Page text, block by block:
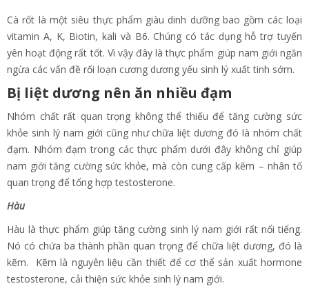
Cà rốt là một siêu thực phẩm giàu dinh dưỡng bao gồm các loại
vitamin A, K, Biotin, kali và B6. Chúng có tác dụng hỗ trợ tuyến
yên hoạt động rất tốt. Vì vậy đây là thực phẩm giúp nam giới ngăn
ngừa các vấn đề rối loạn cương dương yếu sinh lý xuất tinh sớm.
Bị liệt dương nên ăn nhiều đạm
Nhóm chất rất quan trọng không thể thiếu để tăng cường sức
khỏe sinh lý nam giới cũng như chữa liệt dương đó là nhóm chất
đạm. Nhóm đạm trong các thực phẩm dưới đây không chỉ giúp
nam giới tăng cường sức khỏe, mà còn cung cấp kẽm – nhân tố
quan trọng để tổng hợp testosterone.
Hàu
Hàu là thực phẩm giúp tăng cường sinh lý nam giới rất nổi tiếng.
Nó có chứa ba thành phần quan trọng để chữa liệt dương, đó là
kẽm. Kẽm là nguyên liệu cần thiết để cơ thể sản xuất hormone
testosterone, cải thiện sức khỏe sinh lý nam giới.